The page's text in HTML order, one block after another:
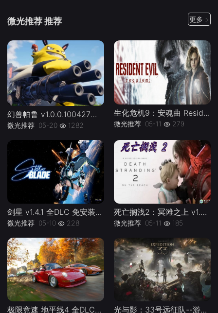
微光推荐 推荐 更多 >
幻兽帕鲁 v1.0.0.100427正式版Palworld-官方中文|支持手柄|容量38.3G-游戏本体
微光推荐 05-20 1282
生化危机9：安魂曲 Resident Evil Requiem Build.22472737 全DLC 中文免安装版-下载-游戏本体-绿色免安装-解压即玩~
微光推荐 05-11 279
剑星 v1.4.1 全DLC 免安装中文版--游戏本体-绿色免安装-解压即玩~
微光推荐 05-10 228
死亡搁浅2：冥滩之上 v1.0.46.0--游戏本体-绿色免安装-解压即玩~
微光推荐 05-11 185
极限竞速 地平线4 全DLC终极版---游戏本体-绿色免安装-解压即玩~ 光与影：33号远征队--游戏本体-绿色免安装-解压即玩~